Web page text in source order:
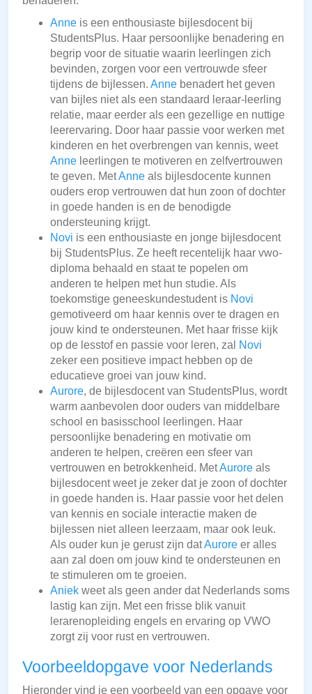
Anne is een enthousiaste bijlesdocent bij
StudentsPlus. Haar persoonlijke benadering en
begrip voor de situatie waarin leerlingen zich
bevinden, zorgen voor een vertrouwde sfeer
tijdens de bijlessen. Anne benadert het geven
van bijles niet als een standaard leraar-leerling
relatie, maar eerder als een gezellige en nuttige
leerervaring. Door haar passie voor werken met
kinderen en het overbrengen van kennis, weet
Anne leerlingen te motiveren en zelfvertrouwen
te geven. MetAnne als bijlesdocente kunnen
ouders erop vertrouwen dat hun zoon of dochter
in goede handen is en de benodigde
ondersteuning krijgt.
Novi is een enthousiaste en jonge bijlesdocent
bij StudentsPlus. Ze heeft recentelijk haar vwo-
diploma behaald en staat te popelen om
anderen te helpen met hun studie. Als
toekomstige geneeskundestudent is Novi
gemotiveerd om haar kennis over te dragen en
jouw kind te ondersteunen. Met haar frisse kijk
op de lesstof en passie voor leren, zal
Novi
zeker een positieve impact hebben op de
educatieve groei van jouw kind.
Aurore, de bijlesdocent van StudentsPlus, wordt
warm aanbevolen door ouders van middelbare
school en basisschool leerlingen. Haar
persoonlijke benadering en motivatie om
anderen te helpen, creëren een sfeer van
vertrouwen en betrokkenheid. MetAurore als
bijlesdocent weet je zeker dat je zoon of dochter
in goede handen is. Haar passie voor het delen
van kennis en sociale interactie maken de
bijlessen niet alleen leerzaam, maar ook leuk.
Als ouder kun je gerust zijn datAurore er alles
aan zal doen om jouw kind te ondersteunen en
te stimuleren om te groeien.
Aniek weet als geen ander dat Nederlands soms
lastig kan zijn. Met een frisse blik vanuit
lerarenopleiding engels en ervaring op VWO
zorgt zij voor rust en vertrouwen.
Voorbeeldopgave voor Nederlands
Hieronder vind je een voorbeeld van een opgave voor